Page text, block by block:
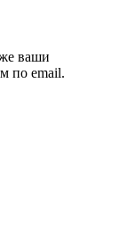
ваши
по email.